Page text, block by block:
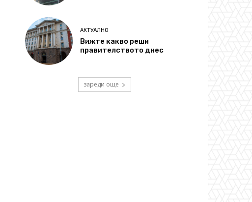
АКТУАЛНО
Вижте какво реши
правителството днес
зареди още